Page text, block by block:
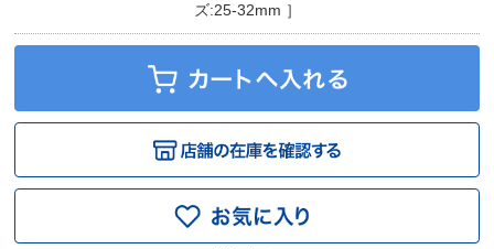
ズ:25-32mm ］